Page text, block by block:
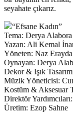
seyahate çıkarız.
“Efsane Kadın”
Tema: Derya Alabora
Yazan: Ali Kemal
Yöneten: Naz Erayda
Oynayan: Derya
Dekor & Işık
Müzik Yöneticisi:
Kostüm & Aksesuar
Direktör
Üretim: Ezop Sahne